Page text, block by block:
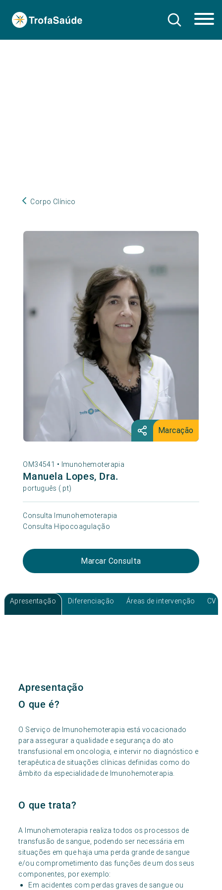
Corpo Clínico
Marcação
OM34541 • Imunohemoterapia
Manuela Lopes, Dra.
português ( pt)
Consulta Imunohemoterapia
Consulta Hipocoagulação
Marcar Consulta
Apresentação Diferenciação Áreas de intervenção CV
Apresentação
O que é?
O Serviço de Imunohemoterapia está vocacionado
para assegurar a qualidade e segurança do ato
transfusional em oncologia, e intervir no diagnóstico e
terapêutica de situações clínicas definidas como do
âmbito da especialidade de Imunohemoterapia.
O que trata?
A Imunohemoterapia realiza todos os processos de
transfusão de sangue, podendo ser necessária em
situações em que haja uma perda grande de sangue
e/ou comprometimento das funções de um dos seus
componentes, por exemplo:
Em acidentes com perdas graves de sangue ou